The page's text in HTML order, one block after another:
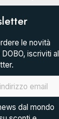
le novità
iscriviti
dal mondo